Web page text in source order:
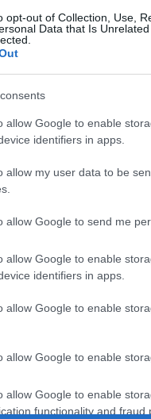
opt-out of Collection, Use,
Data that Is
allow Google to enable
identifiers in apps.
allow my user data to be
allow Google to send me
allow Google to enable
identifiers in apps.
allow Google to enable
allow Google to enable
allow Google to enable
functionality and fraud
erősödik az
etikai
foglalkozik
latba